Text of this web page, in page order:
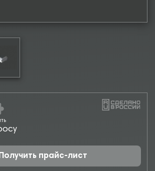
прайс-лист